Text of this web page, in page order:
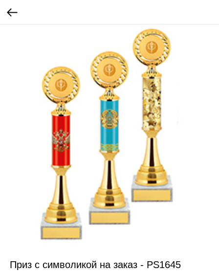
Приз с символикой на заказ - PS1645